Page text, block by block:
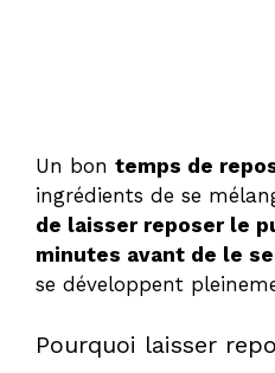
Un bon temps de
ingrédients de se
de laisser reposer le
minutes avant de le
se développent
Pourquoi laisser